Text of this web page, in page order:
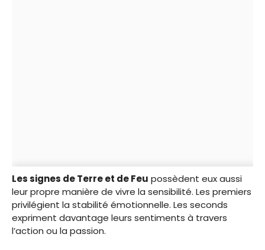
Les signes de Terre et de Feu possèdent eux aussi
leur propre manière de vivre la sensibilité. Les premiers
privilégient la stabilité émotionnelle. Les seconds
expriment davantage leurs sentiments à travers
l’action ou la passion.